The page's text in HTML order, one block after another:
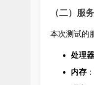
（二）服
本次测试的
处理器
内存